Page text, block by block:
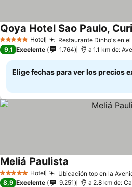
5 Estrellas Hotel Restaurante Dinho's en
9,1 Excelente 1.764 a 1.1 km de:
Elige fechas para ver los precios
5 Estrellas Hotel Ubicación top en la
Meliá Paulista
8,9 Excelente 9.251 a 2.8 km de: